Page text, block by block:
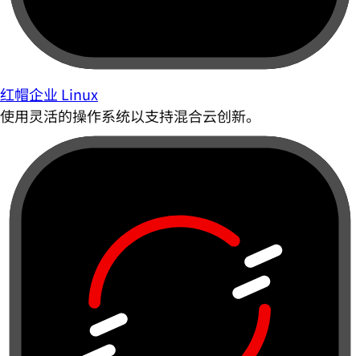
红帽企业 Linux
使用灵活的操作系统以支持混合云创新。